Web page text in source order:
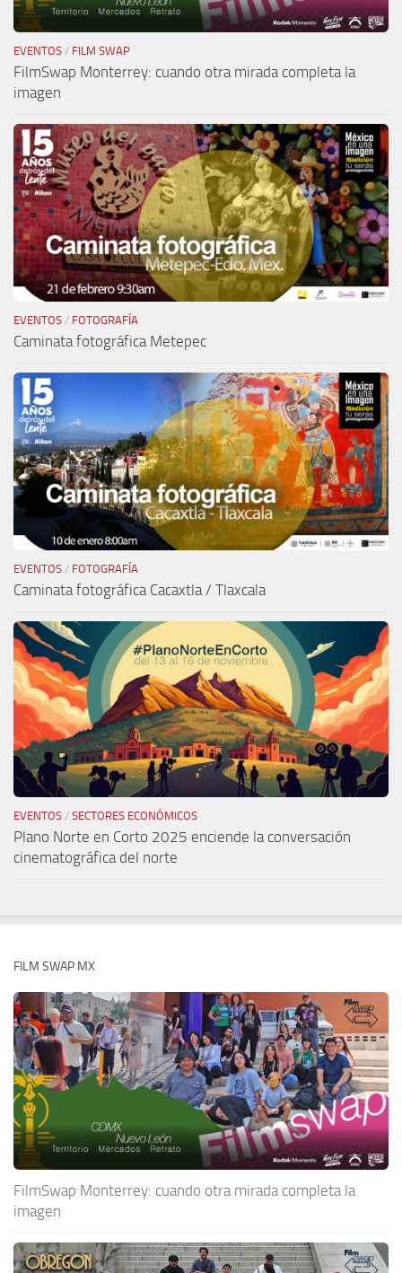
EVENTOS / FILM SWAP
FilmSwap Monterrey: cuando otra mirada completa la
imagen
EVENTOS / FOTOGRAFÍA
Caminata fotográfica Metepec
EVENTOS / FOTOGRAFÍA
Caminata fotográfica Cacaxtla / Tlaxcala
EVENTOS / SECTORES ECONÓMICOS
Plano Norte en Corto 2025 enciende la conversación
cinematográfica del norte
FILM SWAP MX
FilmSwap Monterrey: cuando otra mirada completa la
imagen